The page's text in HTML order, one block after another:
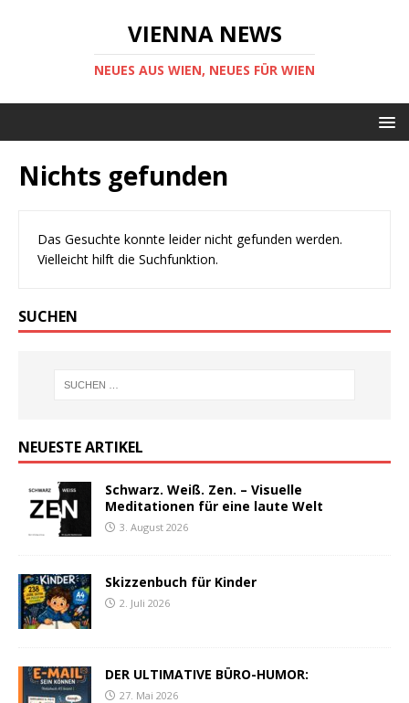
VIENNA NEWS
NEUES AUS WIEN, NEUES FÜR WIEN
Nichts gefunden
Das Gesuchte konnte leider nicht gefunden werden.
Vielleicht hilft die Suchfunktion.
SUCHEN
NEUESTE ARTIKEL
Schwarz. Weiß. Zen. – Visuelle
Meditationen für eine laute Welt
3. August 2026
Skizzenbuch für Kinder
2. Juli 2026
DER ULTIMATIVE BÜRO-HUMOR:
27. Mai 2026